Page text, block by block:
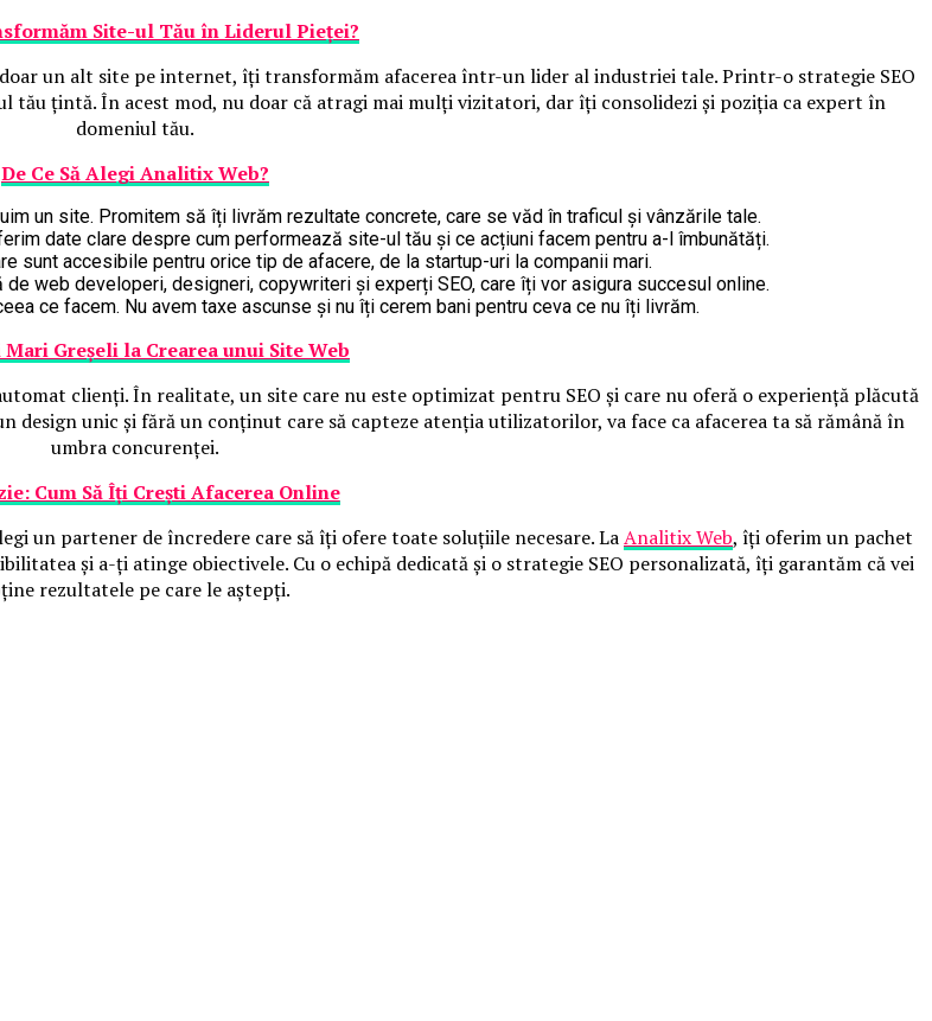
Site-ul Tău în Liderul Pieței?
un alt site pe internet, îți transformăm afacerea într-un lider al industriei tale. Printr-o strategie SEO
tău țintă. În acest mod, nu doar că atragi mai mulți vizitatori, dar îți consolidezi și poziția ca expert în
domeniul tău.
De Ce Să Alegi Analitix Web?
un site. Promitem să îți livrăm rezultate concrete, care se văd în traficul și vânzările tale.
date clare despre cum performează site-ul tău și ce acțiuni facem pentru a-l îmbunătăți.
sunt accesibile pentru orice tip de afacere, de la startup-uri la companii mari.
web developeri, designeri, copywriteri și experți SEO, care îți vor asigura succesul online.
ce facem. Nu avem taxe ascunse și nu îți cerem bani pentru ceva ce nu îți livrăm.
Mari Greșeli la Crearea unui Site Web
clienți. În realitate, un site care nu este optimizat pentru SEO și care nu oferă o experiență plăcută
unic și fără un conținut care să capteze atenția utilizatorilor, va face ca afacerea ta să rămână în
umbra concurenței.
Cum Să Îți Crești Afacerea Online
un partener de încredere care să îți ofere toate soluțiile necesare. LaAnalitix Web, îți oferim un pachet
și a-ți atinge obiectivele. Cu o echipă dedicată și o strategie SEO personalizată, îți garantăm că vei
rezultatele pe care le aștepți.